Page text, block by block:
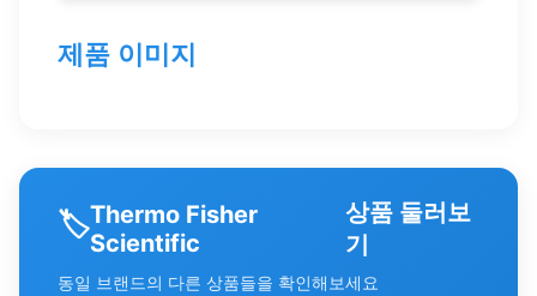
제품 이미지
🏷️Thermo Fisher
Scientific
상품 둘러보
기
동일 브랜드의 다른 상품들을 확인해보세요